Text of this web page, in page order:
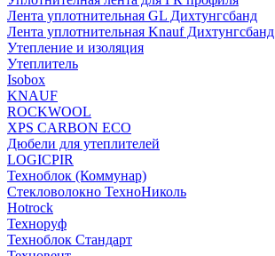
Лента уплотнительная GL Дихтунгсбанд
Лента уплотнительная Knauf Дихтунгсбанд
Утепление и изоляция
Утеплитель
Isobox
KNAUF
ROCKWOOL
XPS CARBON ECO
Дюбели для утеплителей
LOGICPIR
Техноблок (Коммунар)
Стекловолокно ТехноНиколь
Hotrock
Технoруф
Техноблок Стандарт